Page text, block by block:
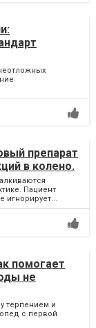
препарат
в колено.
Пациент
игнорирует...
помогает
не
терпением и
с первой